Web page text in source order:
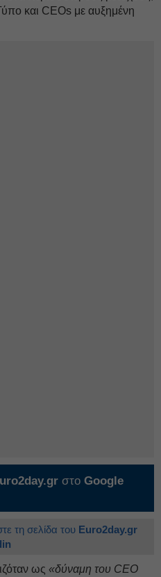
και CEOs με αυξημένη
στο Google
τη σελίδα του Euro2day.gr
ως «δύναμη του CEO